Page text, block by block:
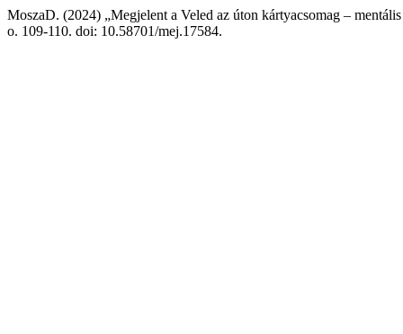
MoszaD. (2024) „Megjelent a Veled az úton kártyacsomag –
o. 109-110. doi: 10.58701/mej.17584.